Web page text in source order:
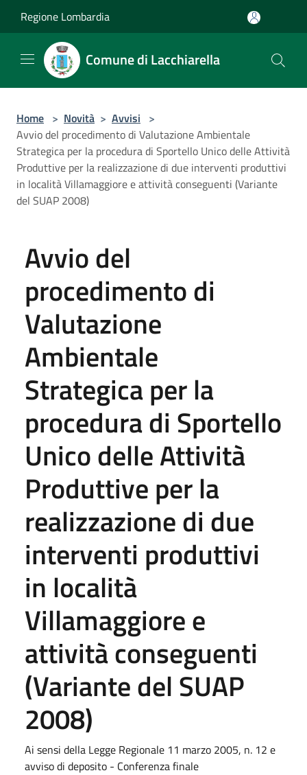
Regione Lombardia
Comune di Lacchiarella
Home > Novità > Avvisi >
Avvio del procedimento di Valutazione Ambientale
Strategica per la procedura di Sportello Unico delle Attività
Produttive per la realizzazione di due interventi produttivi
in località Villamaggiore e attività conseguenti (Variante
del SUAP 2008)
Avvio del
procedimento di
Valutazione
Ambientale
Strategica per la
procedura di Sportello
Unico delle Attività
Produttive per la
realizzazione di due
interventi produttivi
in località
Villamaggiore e
attività conseguenti
(Variante del SUAP
2008)
Ai sensi della Legge Regionale 11 marzo 2005, n. 12 e
avviso di deposito - Conferenza finale